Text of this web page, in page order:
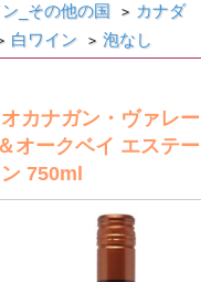
ン_その他の国 > カナダ
白ワイン > 泡なし
カナガン・ヴァレ
オークベイ エステ
750ml